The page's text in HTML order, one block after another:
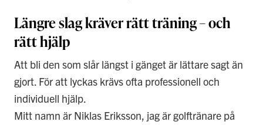
Längre slag kräver rätt träning – och
rätt hjälp
Att bli den som slår längst i gänget är lättare sagt än
gjort. För att lyckas krävs ofta professionell och
individuell hjälp.
Mitt namn är Niklas Eriksson, jag är golftränare på